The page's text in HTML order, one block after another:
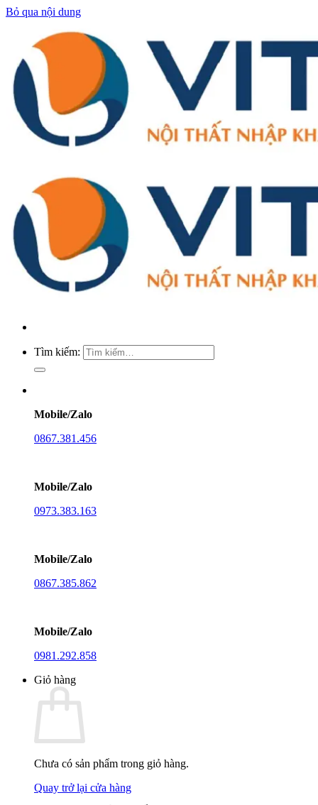
Bỏ qua nội dung
Tìm kiếm:
Mobile/Zalo
0867.381.456
Mobile/Zalo
0973.383.163
Mobile/Zalo
0867.385.862
Mobile/Zalo
0981.292.858
Giỏ hàng
Chưa có sản phẩm trong giỏ hàng.
Quay trở lại cửa hàng